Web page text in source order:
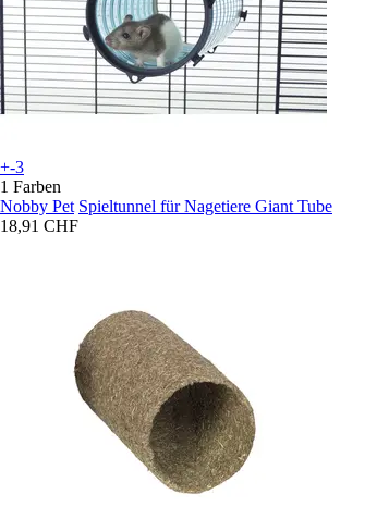
+-3
1 Farben
Nobby Pet Spieltunnel für Nagetiere Giant Tube
18,91 CHF